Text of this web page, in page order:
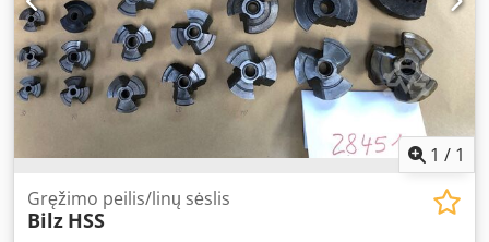
1 / 1
Gręžimo peilis/linų sėslis
Bilz HSS